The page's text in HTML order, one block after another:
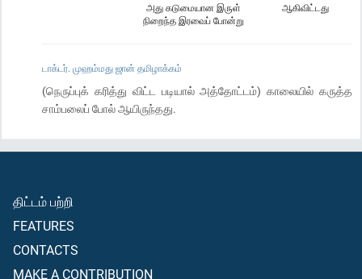
ஆகிவிட்டது
அது கடுமையான இருள்
நிறைந்த இரவைப் போன்று
டாக்டர். முஹம்மது ஜான் தமிழாக்கம்
(நெருப்புக் கரித்து விட்ட படியால் அத்தோட்டம்) காலையில் கருத்த
சாம்பலைப் போல் ஆயிருந்தது.
திட்டம் பற்றி
FEATURES
CONTACTS
MAKE A CONTRIBUTION